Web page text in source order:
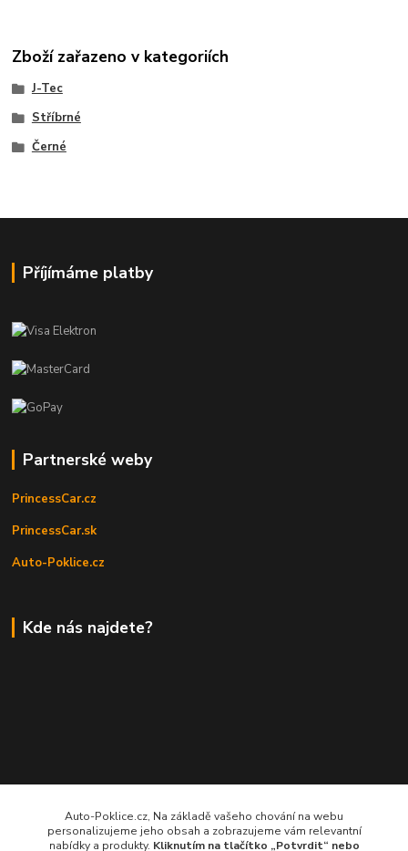
Zboží zařazeno v kategoriích
J-Tec
Stříbrné
Černé
Příjímáme platby
Partnerské weby
PrincessCar.cz
PrincessCar.sk
Auto-Poklice.cz
Kde nás najdete?
Auto-Poklice.cz, Na základě vašeho chování na webu
personalizujeme jeho obsah a zobrazujeme vám relevantní
nabídky a produkty. Kliknutím na tlačítko „Potvrdit“ nebo